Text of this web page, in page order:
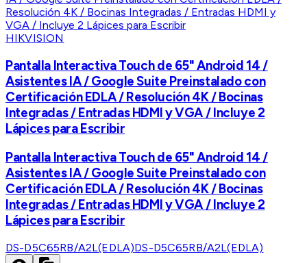
HIKVISION
Pantalla Interactiva Touch de 65" Android 14 /
Asistentes IA / Google Suite Preinstalado con
Certificación EDLA / Resolución 4K / Bocinas
Integradas / Entradas HDMI y VGA / Incluye 2
Lápices para Escribir
Pantalla Interactiva Touch de 65" Android 14 /
Asistentes IA / Google Suite Preinstalado con
Certificación EDLA / Resolución 4K / Bocinas
Integradas / Entradas HDMI y VGA / Incluye 2
Lápices para Escribir
DS-D5C65RB/A2L(EDLA)DS-D5C65RB/A2L(EDLA)